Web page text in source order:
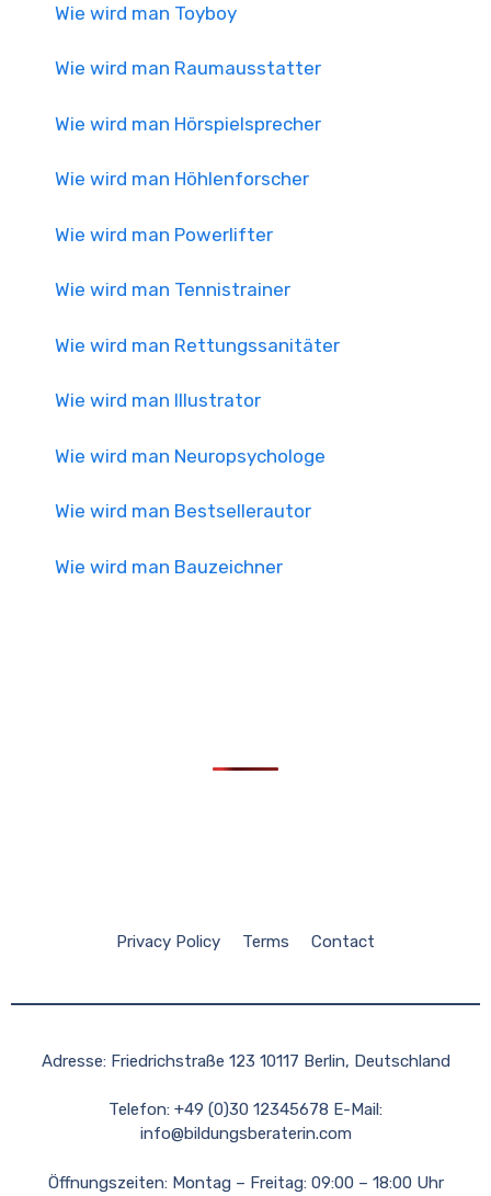
Wie wird man Toyboy
Wie wird man Raumausstatter
Wie wird man Hörspielsprecher
Wie wird man Höhlenforscher
Wie wird man Powerlifter
Wie wird man Tennistrainer
Wie wird man Rettungssanitäter
Wie wird man Illustrator
Wie wird man Neuropsychologe
Wie wird man Bestsellerautor
Wie wird man Bauzeichner
Privacy Policy Terms Contact
Adresse: Friedrichstraße 123 10117 Berlin, Deutschland
Telefon: +49 (0)30 12345678 E-Mail:
info@bildungsberaterin.com
Öffnungszeiten: Montag – Freitag: 09:00 – 18:00 Uhr